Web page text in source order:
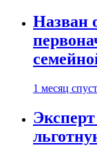
Назван
1 месяц